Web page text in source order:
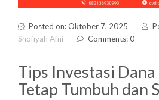
Posted on: Oktober 7, 2025
Shofiyah Afni
Comments: 0
Tips Investasi
Tetap Tumbuh dan